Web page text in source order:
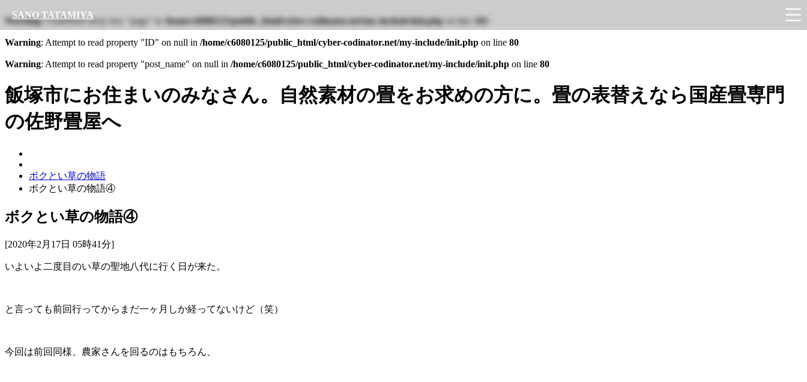
Warning: Undefined array key "page" in /home/c6080125/public_html/cyber-codinator.net/my-include/init.phpon line 102
Warning: Attempt to read property "ID" on null in /home/c6080125/public_html/cyber-codinator.net/my-include/init.php on line 80
Warning: Attempt to read property "post_name" on null in /home/c6080125/public_html/cyber-codinator.net/my-include/init.php on line 80
飯塚市にお住まいのみなさん。自然素材の畳をお求めの方に。畳の表替えなら国産畳専門
の佐野畳屋へ
ボクとい草の物語
ボクとい草の物語④
ボクとい草の物語④
[2020年2月17日 05時41分]
いよいよ二度目のい草の聖地八代に行く日が来た。
と言っても前回行ってからまだ一ヶ月しか経ってないけど（笑）
今回は前回同様、農家さんを回るのはもちろん、
SANO TATAMIYA